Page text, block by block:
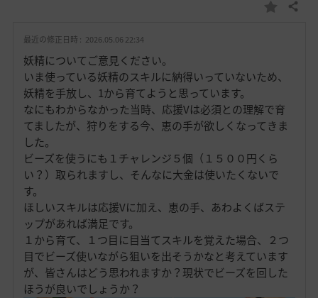
お
り
共有する
最近の修正日時 : 2026.05.06 22:34
妖精についてご意見ください。
いま使っている妖精のスキルに納得いっていないため、
妖精を手放し、1から育てようと思っています。
なにもわからなかった当時、応援Vは必須との理解で育
てましたが、狩りをする今、恵の手が欲しくなってきま
した。
ビーズを使うにも１チャレンジ５個（１５００円くら
い？）取られますし、そんなに大金は使いたくないで
す。
ほしいスキルは応援Vに加え、恵の手、あわよくばステ
ップがあれば満足です。
１から育て、１つ目に目当てスキルを覚えた場合、２つ
目でビーズ使いながら狙いを出そうかなと考えています
が、皆さんはどう思われますか？現状でビーズを回した
ほうが良いでしょうか？